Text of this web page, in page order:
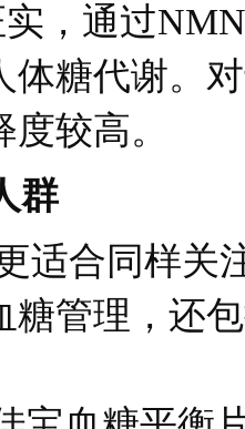
实，通过
体糖代谢。
较高。
群
合同样关
糖管理，还